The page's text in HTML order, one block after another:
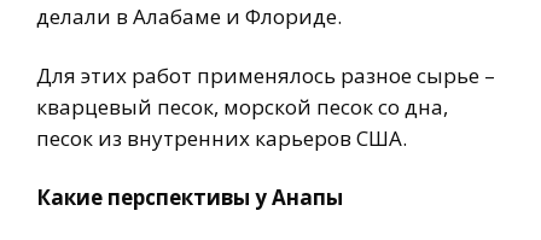
делали в Алабаме и Флориде.
Для этих работ применялось разное сырье –
кварцевый песок, морской песок со дна,
песок из внутренних карьеров США.
Какие перспективы у Анапы